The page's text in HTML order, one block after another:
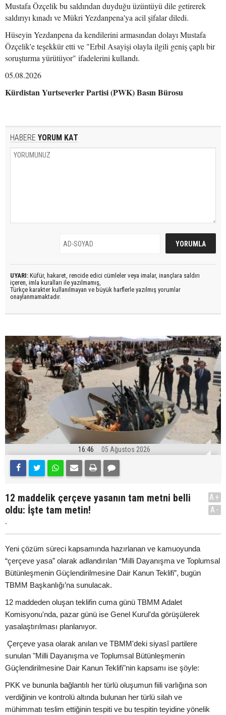
Mustafa Özçelik bu saldırıdan duyduğu üzüntüyü dile getirerek
saldırıyı kınadı ve Mükri Yezdanpena'ya acil şifalar diledi.
Hüseyin Yezdanpena da kendilerini armasından dolayı Mustafa
Özçelik'e teşekkür etti ve "Erbil Asayişi olayla ilgili geniş çaplı bir
soruşturma yürütüyor" ifadelerini kullandı.
05.08.2026
Kürdistan Yurtseverler Partisi (PWK) Basın Bürosu
HABERE YORUM KAT
UYARI: Küfür, hakaret, rencide edici cümleler veya imalar, inançlara saldırı
içeren, imla kuralları ile yazılmamış,
Türkçe karakter kullanılmayan ve büyük harflerle yazılmış yorumlar
onaylanmamaktadır.
16:46 05 Ağustos 2026
12 maddelik çerçeve yasanın tam metni belli
oldu: İşte tam metin!
.
A+
A-
Yeni çözüm süreci kapsamında hazırlanan ve kamuoyunda
“çerçeve yasa” olarak adlandırılan “Milli Dayanışma ve Toplumsal
Bütünleşmenin Güçlendirilmesine Dair Kanun Teklifi”, bugün
TBMM Başkanlığı’na sunulacak.
12 maddeden oluşan teklifin cuma günü TBMM Adalet
Komisyonu'nda, pazar günü ise Genel Kurul'da görüşülerek
yasalaştırılması planlanıyor.
Çerçeve yasa olarak anılan ve TBMM'deki siyasî partilere
sunulan "Milli Dayanışma ve Toplumsal Bütünleşmenin
Güçlendirilmesine Dair Kanun Teklifi"nin kapsamı ise şöyle:
PKK ve bununla bağlantılı her türlü oluşumun fiili varlığına son
verdiğinin ve kontrolü altında bulunan her türlü silah ve
mühimmatı teslim ettiğinin tespiti ve bu tespitin teyidine yönelik